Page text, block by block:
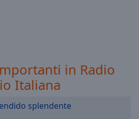
in Radio
Italiana
splendente